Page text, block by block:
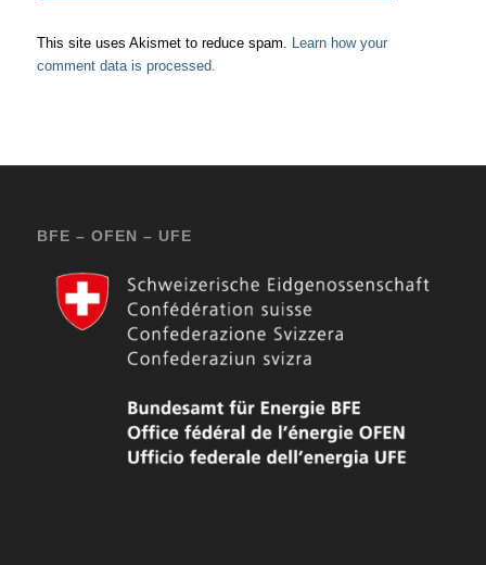
This site uses Akismet to reduce spam. Learn how your
comment data is processed.
BFE – OFEN – UFE